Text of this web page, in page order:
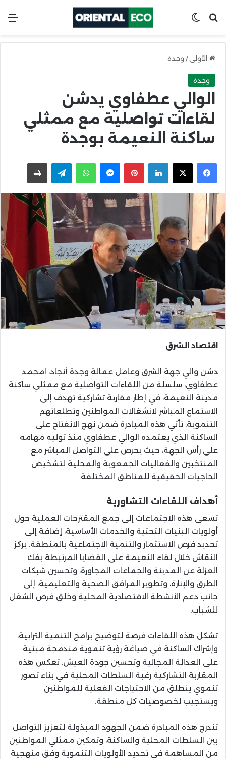
ابحث عنSwitch skin
الأولى / وجدة
وجدة
الوالي عطفاوي يدشن
لقاءات تواصلية مع ممثلي
ساكنة النعيمة بوجدة
Facebook
X
LinkedIn
Pinterest
Messenger
WhatsApp
Telegramاطبعها
اقتصاد الشرق
دشن والي جهة الشرق وعامل عمالة وجدة أنجاد، امحمد
عطفاوي، سلسلة من اللقاءات التواصلية مع ممثلي ساكنة
مدينة النعيمة، في إطار مقاربة تشاركية تهدف إلى
الاستماع المباشر لانشغالات المواطنين وتطلعاتهم
التنموية. تأتي هذه المبادرة ضمن نهج الانفتاح على
الساكنة الذي يعتمده الوالي عطفاوي منذ توليه مهامه
على رأس الجهة، حيث يحرص على التواصل المباشر مع
المنتخبين والفعاليات الجمعوية والمحلية لتشخيص
الحاجيات الحقيقية للمناطق المختلفة.
أهداف اللقاءات التشاورية
تسعى هذه الاجتماعات إلى جمع المقترحات العملية حول
أولويات البنيات التحتية والخدمات الأساسية، إضافة إلى
تحديد فرص الاستثمار والتنمية الاجتماعية بالمنطقة. يركز
النقاش خلال لقاء النعيمة على القضايا المرتبطة بفك
العزلة عن المدينة والجماعات المجاورة، وتحسين شبكات
الطرق والإنارة، وتطوير المرافق الصحية والتعليمية، إلى
جانب دعم الأنشطة الاقتصادية المحلية وخلق فرص الشغل
للشباب.
تشكل هذه اللقاءات فرصة لتوضيح برامج التنمية الترابية،
وإشراك الساكنة في صياغة رؤية تنموية مندمجة مبنية
على العدالة المجالية وتحسين جودة العيش. تعكس هذه
المقاربة التشاركية رغبة السلطات المحلية في بناء تصور
تنموي ينطلق من الاحتياجات الفعلية للمواطنين
ويستجيب لخصوصيات كل منطقة.
تندرج هذه المبادرة ضمن الجهود المبذولة لتعزيز التواصل
بين السلطات المحلية والساكنة، وتمكين ممثلي المواطنين
من المساهمة في تحديد الأولويات التنموية وفق منهجية